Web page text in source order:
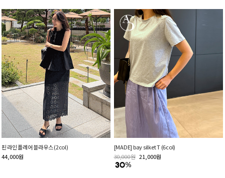
핀 라인 플레어 블라우스 (2col)
44,000원
[MADE] bay silket T (6col)
30,000원 21,000원